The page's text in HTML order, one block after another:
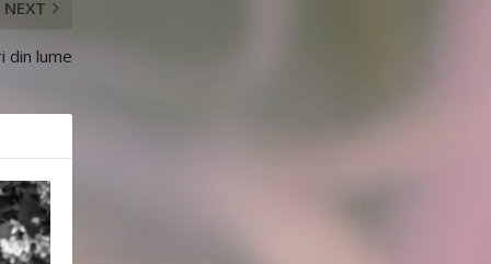
NEXT
din lume